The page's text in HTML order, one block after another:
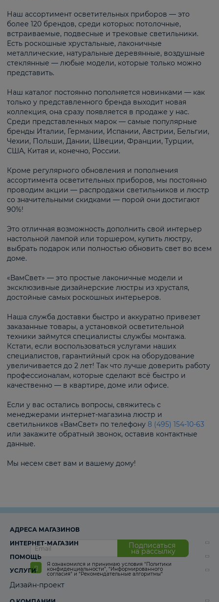
Наш ассортимент осветительных приборов — это
более 120 брендов, среди которых: потолочные,
встраиваемые, подвесные и трековые светильники.
Есть роскошные хрустальные, лаконичные
металлические, натуральные деревянные, воздушные
стеклянные — любые модели, которые только можно
представить.
Наш каталог постоянно пополняется новинками — как
только у представленного бренда выходит новая
коллекция, она сразу появляется в продаже у нас.
Среди представленных марок — самые популярные
бренды Италии, Германии, Испании, Австрии, Бельгии,
Чехии, Польши, Дании, Швеции, Франции, Турции,
США, Китая и, конечно, России.
Кроме регулярного обновления и пополнения
ассортимента осветительных приборов, мы постоянно
проводим акции — распродажи светильников и люстр
со значительными скидками — порой они достигают
90%!
Это отличная возможность дополнить свой интерьер
настольной лампой или торшером, купить люстру,
выбрать подарок или полностью обновить свет во всем
доме.
«ВамСвет» — это простые лаконичные модели и
эксклюзивные дизайнерские люстры из хрусталя,
достойные самых роскошных интерьеров.
Наша служба доставки быстро и аккуратно привезет
заказанные товары, а установкой осветительной
техники займутся специалисты службы монтажа.
Кстати, если воспользоваться услугами наших
специалистов, гарантийный срок на оборудование
увеличивается до 2 лет! Так что лучше доверить работу
профессионалам, которые сделают всё быстро и
качественно — в квартире, доме или офисе.
Если у вас остались вопросы, свяжитесь с
менеджерами интернет-магазина люстр и
светильников «ВамСвет» по телефону 8 (495) 154-10-63
или закажите обратный звонок, оставив контактные
данные.
Мы несем свет вам и вашему дому!
Подписаться
на рассылку
Я ознакомился и принимаю условия “Политики
конфиденциальности”, “Информированного
согласия“ и “Рекомендательные алгоритмы“
АДРЕСА МАГАЗИНОВ
ИНТЕРНЕТ-МАГАЗИН
ПОМОЩЬ
УСЛУГИ
Дизайн-проект